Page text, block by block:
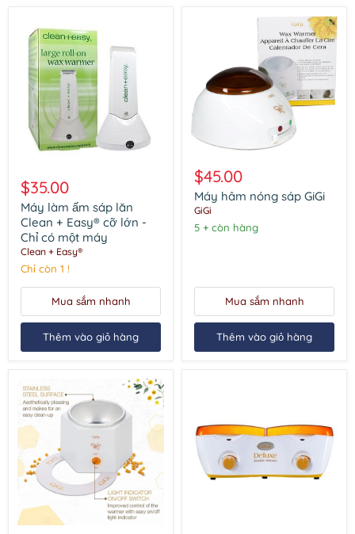
làm
ấm
sáp
lăn
Clean
+
Easy®
cỡ
có
$35.00
Máy làm ấm sáp lăn
Clean + Easy® cỡ lớn -
Chỉ có một máy
Clean + Easy®
Chỉ còn 1 !
Mua sắm nhanh
Thêm vào giỏ hàng
hâm
nóng
sáp
GiGi
$45.00
Máy hâm nóng sáp GiGi
GiGi
5 + còn hàng
Mua sắm nhanh
Thêm vào giỏ hàng